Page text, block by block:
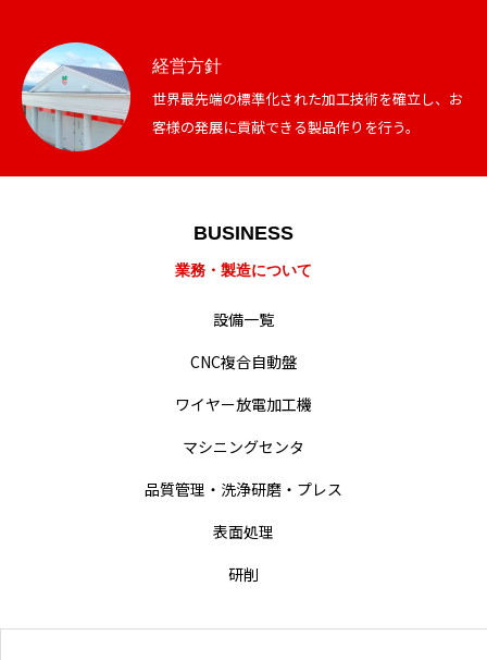
動画による業務紹介
経営方針
世界最先端の標準化された加工技術を確立し、お
客様の発展に貢献できる製品作りを行う。
BUSINESS
業務・製造について
設備一覧
CNC複合自動盤
ワイヤー放電加工機
マシニングセンタ
品質管理・洗浄研磨・プレス
表面処理
研削